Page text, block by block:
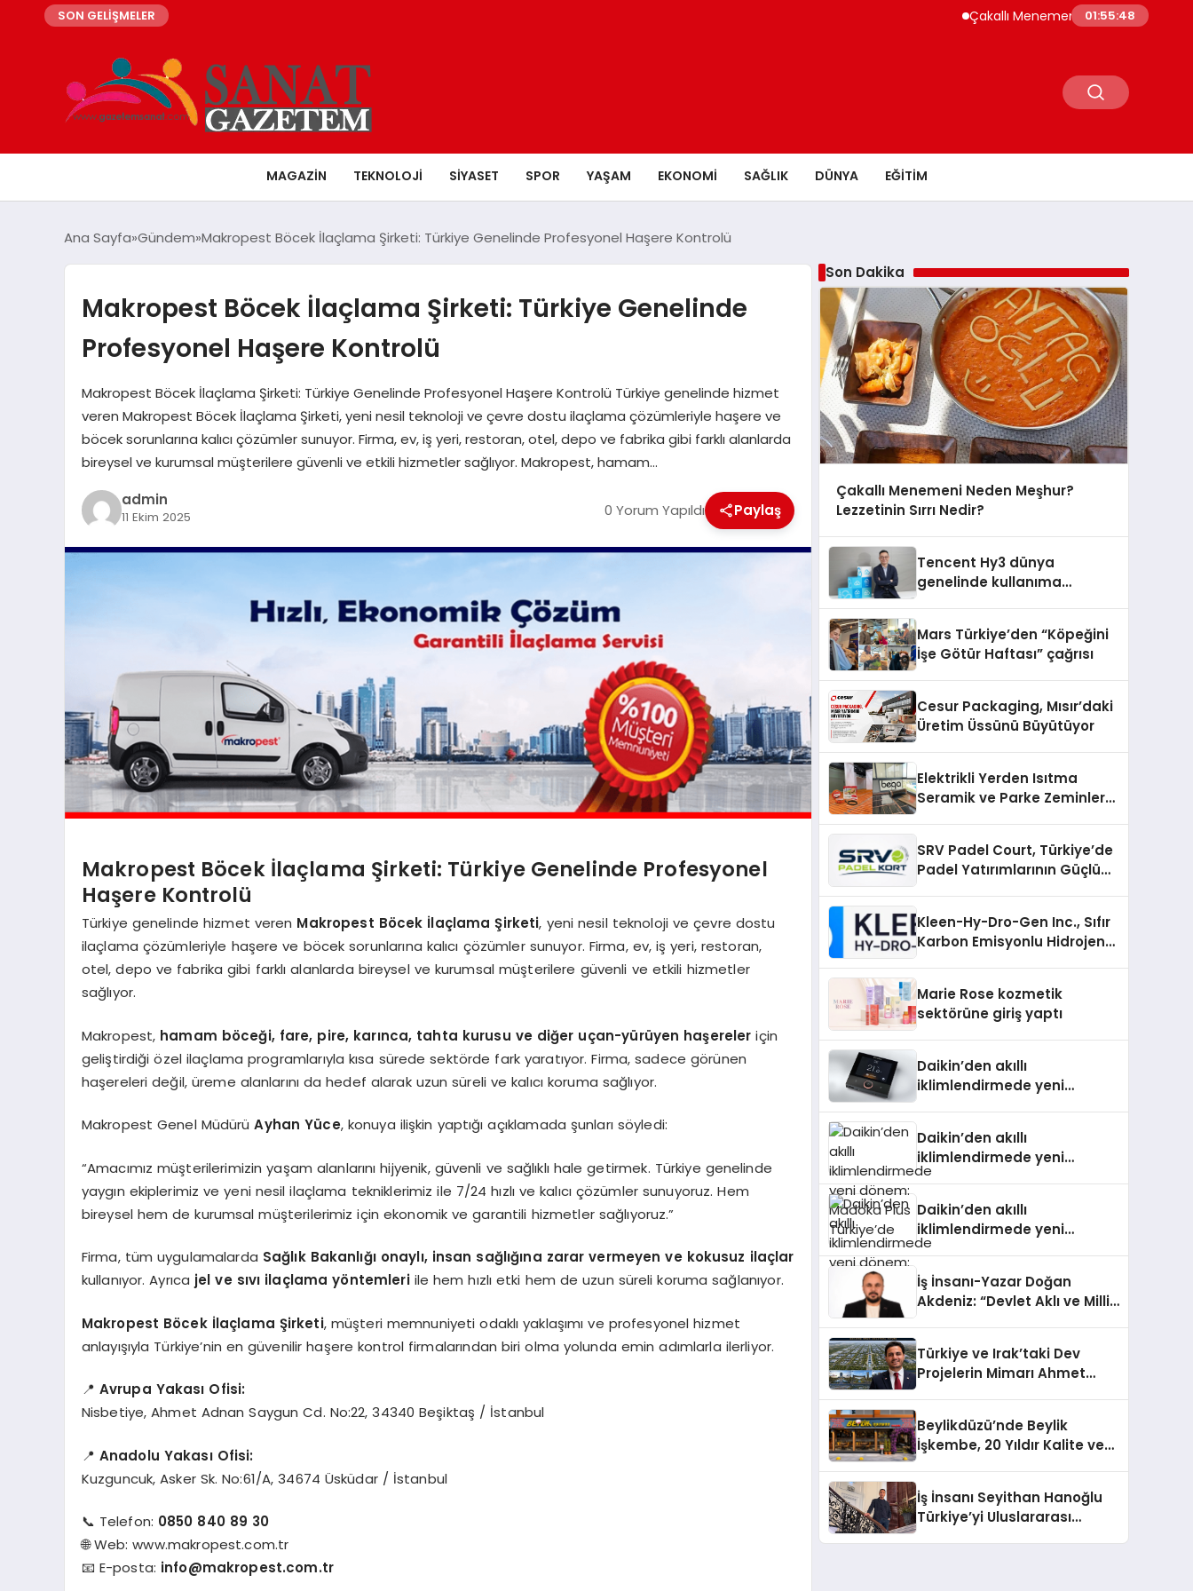
SON GELİŞMELER Çakallı Menemeni Neden Meşhur?
01:55:49
MAGAZIN TEKNOLOJI SIYASET SPOR YAŞAM EKONOMI SAĞLIK DÜNYA EĞITIM
Ana Sayfa Gündem Makropest Böcek İlaçlama Şirketi: Türkiye Genelinde Profesyonel Haşere Kontrolü
Makropest Böcek İlaçlama Şirketi: Türkiye Genelinde
Profesyonel Haşere Kontrolü
Makropest Böcek İlaçlama Şirketi: Türkiye Genelinde Profesyonel Haşere Kontrolü Türkiye genelinde hizmet
veren Makropest Böcek İlaçlama Şirketi, yeni nesil teknoloji ve çevre dostu ilaçlama çözümleriyle haşere ve
böcek sorunlarına kalıcı çözümler sunuyor. Firma, ev, iş yeri, restoran, otel, depo ve fabrika gibi farklı alanlarda
bireysel ve kurumsal müşterilere güvenli ve etkili hizmetler sağlıyor. Makropest, hamam…
admin
11 Ekim 2025 0 Yorum Yapıldı Paylaş
Makropest Böcek İlaçlama Şirketi: Türkiye Genelinde Profesyonel
Haşere Kontrolü
Türkiye genelinde hizmet veren Makropest Böcek İlaçlama Şirketi, yeni nesil teknoloji ve çevre dostu
ilaçlama çözümleriyle haşere ve böcek sorunlarına kalıcı çözümler sunuyor. Firma, ev, iş yeri, restoran,
otel, depo ve fabrika gibi farklı alanlarda bireysel ve kurumsal müşterilere güvenli ve etkili hizmetler
sağlıyor.
Makropest, hamam böceği, fare, pire, karınca, tahta kurusu ve diğer uçan-yürüyen haşereler için
geliştirdiği özel ilaçlama programlarıyla kısa sürede sektörde fark yaratıyor. Firma, sadece görünen
haşereleri değil, üreme alanlarını da hedef alarak uzun süreli ve kalıcı koruma sağlıyor.
Makropest Genel MüdürüAyhan Yüce, konuya ilişkin yaptığı açıklamada şunları söyledi:
“Amacımız müşterilerimizin yaşam alanlarını hijyenik, güvenli ve sağlıklı hale getirmek. Türkiye genelinde
yaygın ekiplerimiz ve yeni nesil ilaçlama tekniklerimiz ile 7/24 hızlı ve kalıcı çözümler sunuyoruz. Hem
bireysel hem de kurumsal müşterilerimiz için ekonomik ve garantili hizmetler sağlıyoruz.”
Firma, tüm uygulamalarda Sağlık Bakanlığı onaylı, insan sağlığına zarar vermeyen ve kokusuz ilaçlar
kullanıyor. Ayrıca jel ve sıvı ilaçlama yöntemleriile hem hızlı etki hem de uzun süreli koruma sağlanıyor.
Makropest Böcek İlaçlama Şirketi, müşteri memnuniyeti odaklı yaklaşımı ve profesyonel hizmet
anlayışıyla Türkiye’nin en güvenilir haşere kontrol firmalarından biri olma yolunda emin adımlarla ilerliyor.
📍 Avrupa Yakası Ofisi:
Nisbetiye, Ahmet Adnan Saygun Cd. No:22, 34340 Beşiktaş / İstanbul
📍 Anadolu Yakası Ofisi:
Kuzguncuk, Asker Sk. No:61/A, 34674 Üsküdar / İstanbul
📞 Telefon: 0850 840 89 30
🌐 Web: www.makropest.com.tr
📧 E-posta: info@makropest.com.tr
Son Dakika
Çakallı Menemeni Neden Meşhur?
Lezzetinin Sırrı Nedir?
Tencent Hy3 dünya
genelinde kullanıma
Mars Türkiye’den “Köpeğini
İşe Götür Haftası” çağrısı
Cesur Packaging, Mısır’daki
Üretim Üssünü Büyütüyor
Elektrikli Yerden Isıtma
Seramik ve Parke Zeminler
SRV Padel Court, Türkiye’de
Padel Yatırımlarının Güçlü
Kleen-Hy-Dro-Gen Inc., Sıfır
Karbon Emisyonlu Hidrojen
Aldı
Marie Rose kozmetik
sektörüne giriş yaptı
Daikin’den akıllı
iklimlendirmede yeni
Daikin’den akıllı
iklimlendirmede yeni
dönem: Madoka Plus
Daikin’den akıllı
iklimlendirmede yeni
dönem: Madoka Plus
İş İnsanı-Yazar Doğan
Akdeniz: “Devlet Aklı ve Milli
Türkiye ve Irak’taki Dev
Projelerin Mimarı Ahmet
Holding Industrial City”
Projesini Hayata Geçirecek
Beylikdüzü’nde Beylik
İşkembe, 20 Yıldır Kalite ve
İş İnsanı Seyithan Hanoğlu
Türkiye’yi Uluslararası